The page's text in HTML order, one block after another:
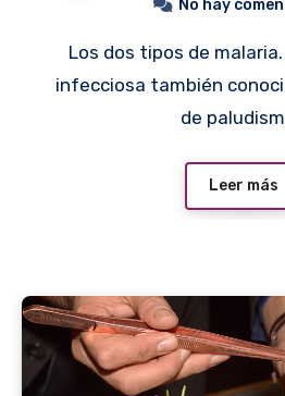
No hay
Los dos tipos de malaria. La enfermedad
infecciosa también
de
Leer más